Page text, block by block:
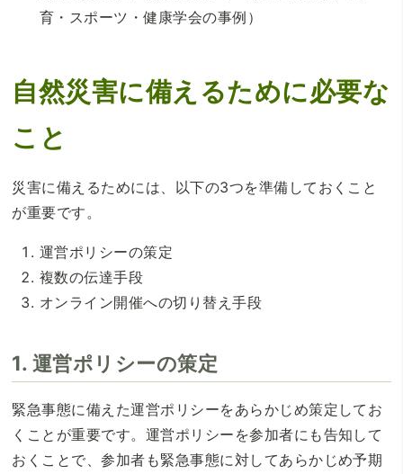
育・スポーツ・健康学会の事例）
自然災害に備えるために必要な
こと
災害に備えるためには、以下の3つを準備しておくこと
が重要です。
運営ポリシーの策定
複数の伝達手段
オンライン開催への切り替え手段
1. 運営ポリシーの策定
緊急事態に備えた運営ポリシーをあらかじめ策定してお
くことが重要です。運営ポリシーを参加者にも告知して
おくことで、参加者も緊急事態に対してあらかじめ予期